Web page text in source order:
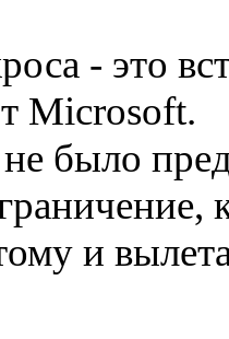
- это
Microsoft.
было
и